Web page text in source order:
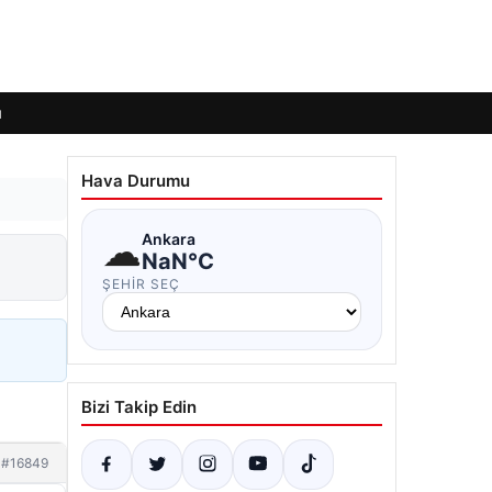
#16849
Hava Durumu
☁Ankara
NaN°C
ŞEHIR SEÇ
Bizi Takip Edin